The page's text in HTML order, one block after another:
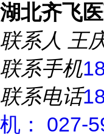
湖北齐飞
联系人 王
联系手机
联系电话
机： 027-